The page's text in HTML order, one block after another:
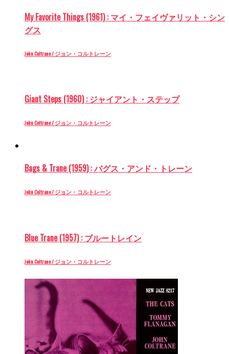
My Favorite Things (1961) : マイ・フェイヴァリット・シン
グス
John Coltrane / ジョン・コルトレーン
Giant Steps (1960) : ジャイアント・ステップ
John Coltrane / ジョン・コルトレーン
Bags & Trane (1959) : バグス・アンド・トレーン
John Coltrane / ジョン・コルトレーン
Blue Trane (1957) : ブルートレイン
John Coltrane / ジョン・コルトレーン